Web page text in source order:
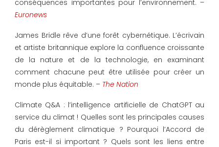
conséquences importantes pour l’environnement. –
Euronews
James Bridle rêve d’une forêt cybernétique. L’écrivain
et artiste britannique explore la confluence croissante
de la nature et de la technologie, en examinant
comment chacune peut être utilisée pour créer un
monde plus équitable. – The Nation
Climate Q&A : l’intelligence artificielle de ChatGPT au
service du climat ! Quelles sont les principales causes
du dérèglement climatique ? Pourquoi l’Accord de
Paris est-il si important ? Quels sont les liens entre